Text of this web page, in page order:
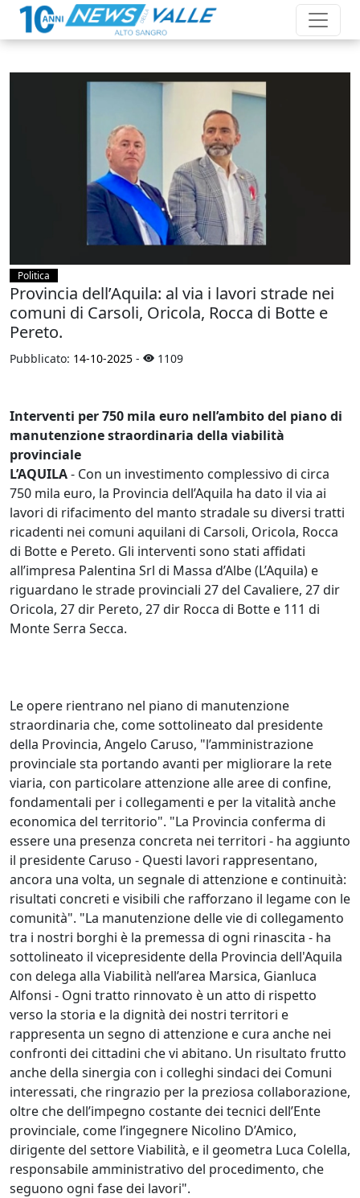
Politica
Provincia dell’Aquila: al via i lavori strade nei
comuni di Carsoli, Oricola, Rocca di Botte e
Pereto.
Pubblicato: 14-10-2025 - 1109
Interventi per 750 mila euro nell’ambito del piano di
manutenzione straordinaria della viabilità
provinciale
L’AQUILA- Con un investimento complessivo di circa
750 mila euro, la Provincia dell’Aquila ha dato il via ai
lavori di rifacimento del manto stradale su diversi tratti
ricadenti nei comuni aquilani di Carsoli, Oricola, Rocca
di Botte e Pereto. Gli interventi sono stati affidati
all’impresa Palentina Srl di Massa d’Albe (L’Aquila) e
riguardano le strade provinciali 27 del Cavaliere, 27 dir
Oricola, 27 dir Pereto, 27 dir Rocca di Botte e 111 di
Monte Serra Secca.
Le opere rientrano nel piano di manutenzione
straordinaria che, come sottolineato dal presidente
della Provincia, Angelo Caruso, "l’amministrazione
provinciale sta portando avanti per migliorare la rete
viaria, con particolare attenzione alle aree di confine,
fondamentali per i collegamenti e per la vitalità anche
economica del territorio". "La Provincia conferma di
essere una presenza concreta nei territori - ha aggiunto
il presidente Caruso - Questi lavori rappresentano,
ancora una volta, un segnale di attenzione e continuità:
risultati concreti e visibili che rafforzano il legame con le
comunità". "La manutenzione delle vie di collegamento
tra i nostri borghi è la premessa di ogni rinascita - ha
sottolineato il vicepresidente della Provincia dell'Aquila
con delega alla Viabilità nell’area Marsica, Gianluca
Alfonsi - Ogni tratto rinnovato è un atto di rispetto
verso la storia e la dignità dei nostri territori e
rappresenta un segno di attenzione e cura anche nei
confronti dei cittadini che vi abitano. Un risultato frutto
anche della sinergia con i colleghi sindaci dei Comuni
interessati, che ringrazio per la preziosa collaborazione,
oltre che dell’impegno costante dei tecnici dell’Ente
provinciale, come l’ingegnere Nicolino D’Amico,
dirigente del settore Viabilità, e il geometra Luca Colella,
responsabile amministrativo del procedimento, che
seguono ogni fase dei lavori".